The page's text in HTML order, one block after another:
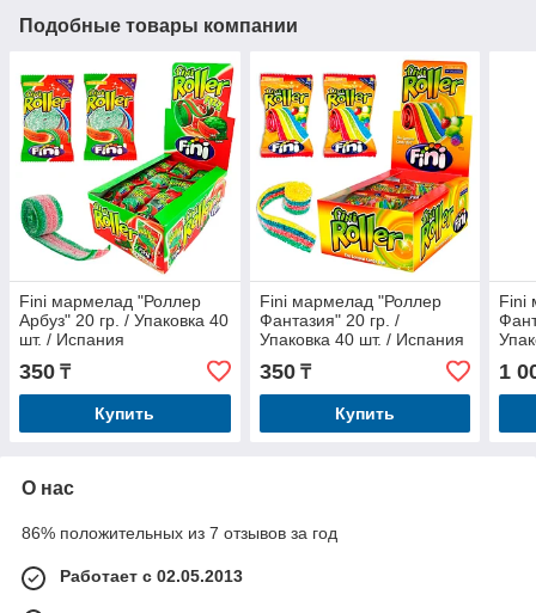
Подобные товары компании
Fini мармелад "Роллер
Арбуз" 20 гр. / Упаковка 40
шт. / Испания
350 ₸
Купить
Fini мармелад "Роллер
Фантазия" 20 гр. /
Упаковка 40 шт. / Испания
350₸
Купить
Fini
1
О нас
86% положительных из 7 отзывов за год
Работает с 02.05.2013